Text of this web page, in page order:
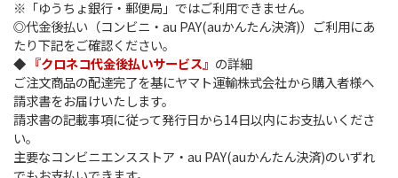
※「ゆうちょ銀行・郵便局」ではご利用できません。
◎代金後払い（コンビニ・au PAY(auかんたん決済)）ご利用にあ
たり下記をご確認ください。
◆ 『クロネコ代金後払いサービス』 の詳細
ご注文商品の配達完了を基にヤマト運輸株式会社から購入者様へ
請求書をお届けいたします。
請求書の記載事項に従って発行日から14日以内にお支払いくださ
い。
主要なコンビニエンスストア・au PAY(auかんたん決済)のいずれ